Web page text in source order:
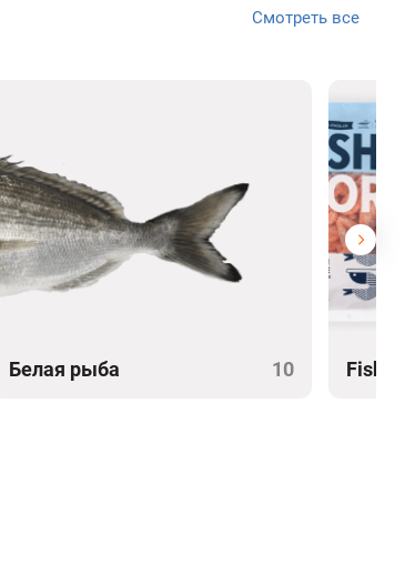
Смотреть все
Белая рыба 10